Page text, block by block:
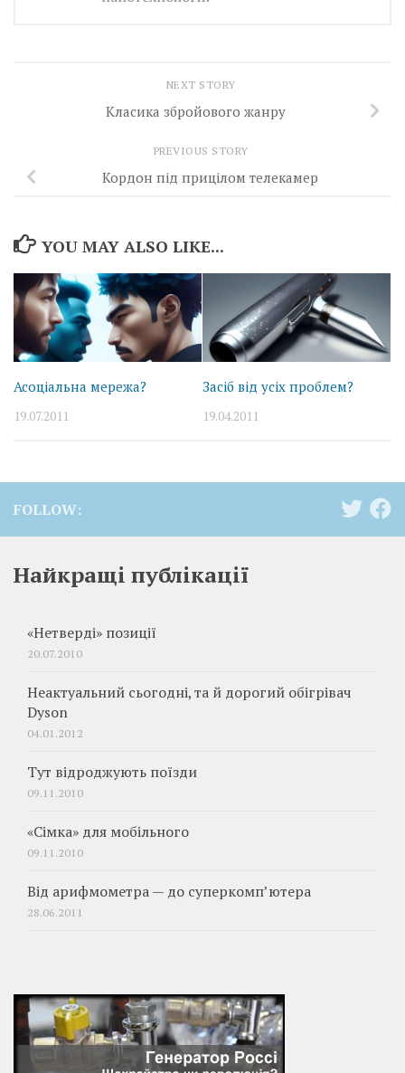
NEXT STORY
Класика збройового жанру
PREVIOUS STORY
Кордон під прицілом телекамер
YOU MAY ALSO LIKE...
Асоціальна мережа?
19.07.2011
Засіб від усіх проблем?
19.04.2011
FOLLOW:
Найкращі публікації
«Нетверді» позиції
20.07.2010
Неактуальний сьогодні, та й дорогий обігрівач
Dyson
04.01.2012
Тут відроджують поїзди
09.11.2010
«Сімка» для мобільного
09.11.2010
Від арифмометра — до суперкомп’ютера
28.06.2011